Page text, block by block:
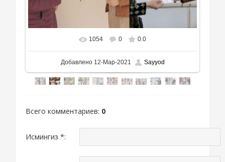
В реальном размере 4122x2748
1054 0 0.0
Добавлено12-Мар-2021 Sayyod
Всего комментариев: 0
Исмингиз *: